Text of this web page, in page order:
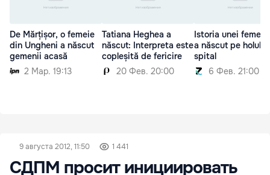
De Mărțișor, o femeie
din Ungheni a născut
gemenii acasă
2 Мар. 19:13
Tatiana Heghea a
născut: Interpreta este
copleșită de fericire
20 Фев. 20:00
Istoria unei femei
a născut pe holul
spital
6 Фев. 21:00
9 августа 2012, 11:50 1 441
СДПМ просит инициировать